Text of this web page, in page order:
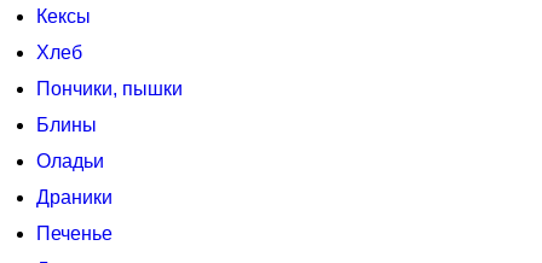
Кексы
Хлеб
Пончики, пышки
Блины
Оладьи
Драники
Печенье